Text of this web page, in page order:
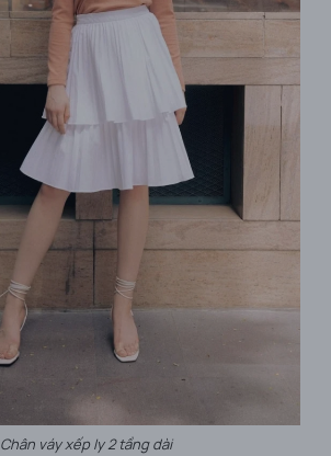
Chân váy xếp ly 2 tầng dài